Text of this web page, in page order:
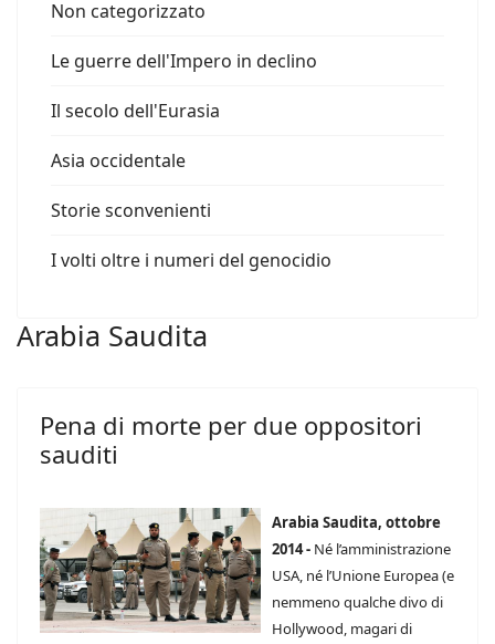
Non categorizzato
Le guerre dell'Impero in declino
Il secolo dell'Eurasia
Asia occidentale
Storie sconvenienti
I volti oltre i numeri del genocidio
Arabia Saudita
Pena di morte per due oppositori
sauditi
Arabia Saudita, ottobre
2014 - Né l’amministrazione
USA, né l’Unione Europea (e
nemmeno qualche divo di
Hollywood, magari di